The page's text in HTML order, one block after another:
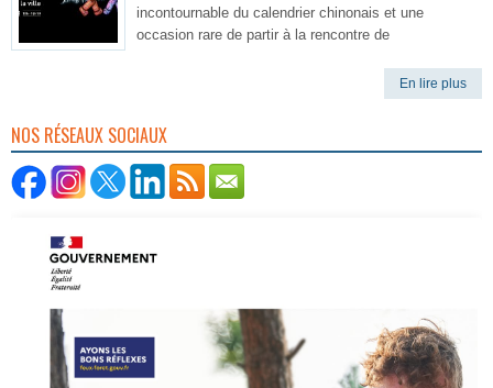
incontournable du calendrier chinonais et une
occasion rare de partir à la rencontre de
En lire plus
NOS RÉSEAUX SOCIAUX